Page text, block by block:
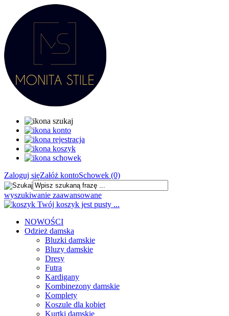
Zaloguj sięZałóż kontoSchowek (0)
wyszukiwanie zaawansowane
Twój koszyk jest pusty ...
NOWOŚCI
Odzież damska
Bluzki damskie
Bluzy damskie
Dresy
Futra
Kardigany
Kombinezony damskie
Komplety
Koszule dla kobiet
Kurtki damskie